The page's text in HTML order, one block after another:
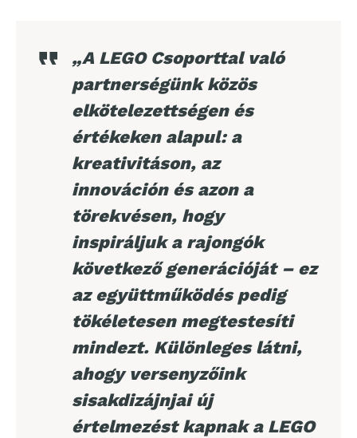
„A LEGO Csoporttal való
partnerségünk közös
elkötelezettségen és
értékeken alapul: a
kreativitáson, az
innováción és azon a
törekvésen, hogy
inspiráljuk a rajongók
következő generációját – ez
az együttműködés pedig
tökéletesen megtestesíti
mindezt. Különleges látni,
ahogy versenyzőink
sisakdizájnjai új
értelmezést kapnak a LEGO